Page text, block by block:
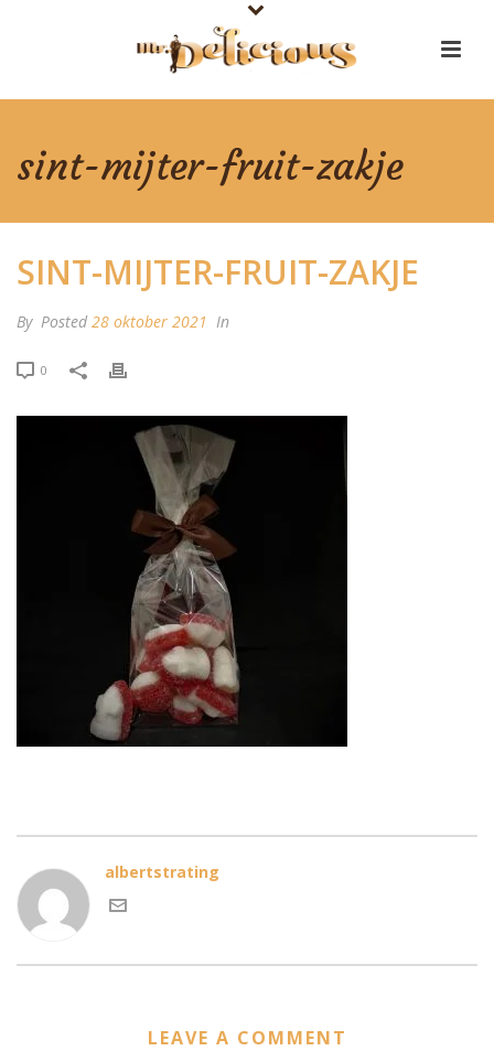
sint-mijter-fruit-zakje
SINT-MIJTER-FRUIT-ZAKJE
By Posted 28 oktober 2021 In
0
albertstrating
LEAVE A COMMENT